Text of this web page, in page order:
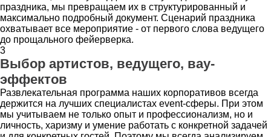
праздника, мы превращаем их в структурированный и
максимально подробный документ. Сценарий праздника
охватывает все мероприятие - от первого слова ведущего
до прощального фейерверка.
3
Выбор артистов, ведущего, вау-
эффектов
Развлекательная программа наших корпоративов всегда
держится на лучших специалистах event-сферы. При этом
мы учитываем не только опыт и профессионализм, но и
личность, харизму и умение работать с конкретной задачей